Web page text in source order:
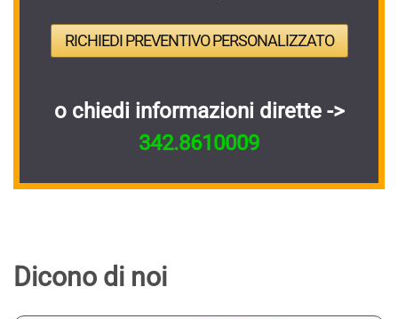
RICHIEDI PREVENTIVO PERSONALIZZATO
o chiedi informazioni dirette ->
342.8610009
Dicono di noi